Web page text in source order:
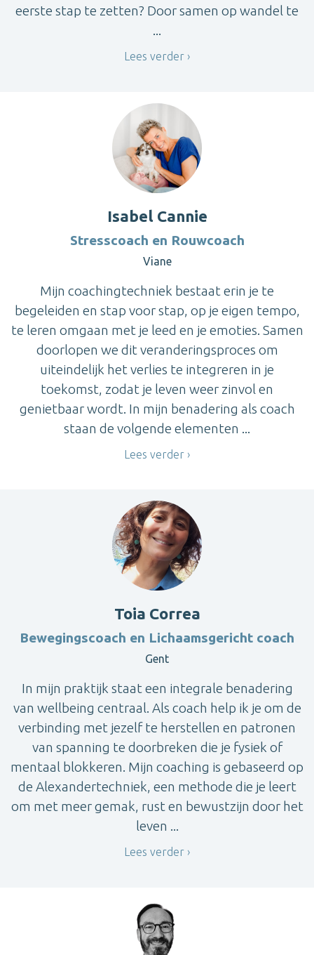
eerste stap te zetten? Door samen op wandel te
...
Lees verder
Isabel Cannie
Stresscoach en Rouwcoach
Viane
Mijn coachingtechniek bestaat erin je te
begeleiden en stap voor stap, op je eigen tempo,
te leren omgaan met je leed en je emoties. Samen
doorlopen we dit veranderingsproces om
uiteindelijk het verlies te integreren in je
toekomst, zodat je leven weer zinvol en
genietbaar wordt. In mijn benadering als coach
staan de volgende elementen ...
Lees verder
Toia Correa
Bewegingscoach en Lichaamsgericht coach
Gent
In mijn praktijk staat een integrale benadering
van wellbeing centraal. Als coach help ik je om de
verbinding met jezelf te herstellen en patronen
van spanning te doorbreken die je fysiek of
mentaal blokkeren. Mijn coaching is gebaseerd op
de Alexandertechniek, een methode die je leert
om met meer gemak, rust en bewustzijn door het
leven ...
Lees verder